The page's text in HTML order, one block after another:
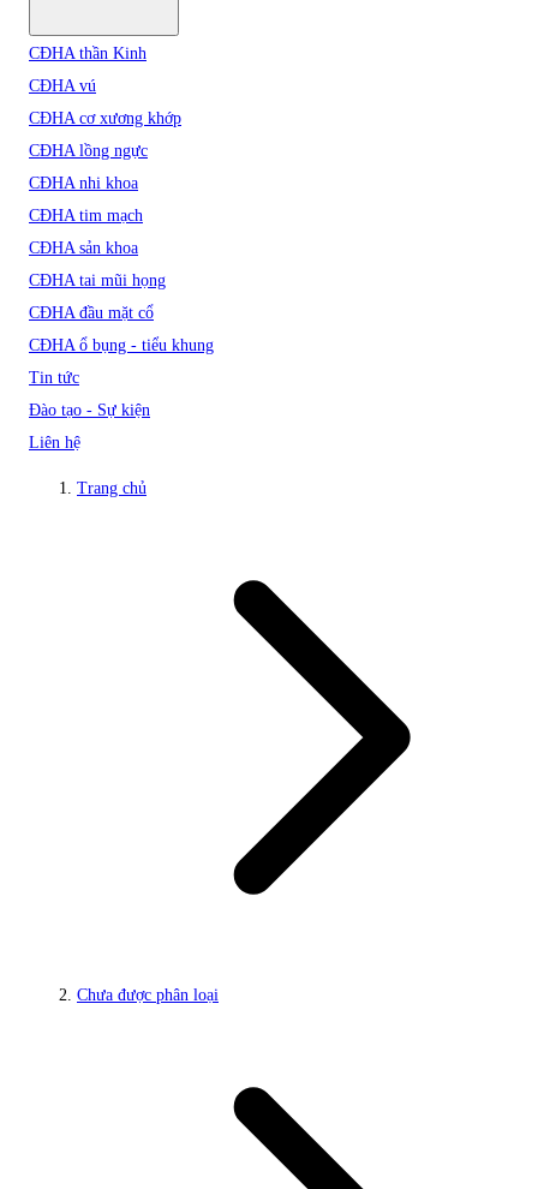
CĐHA thần Kinh
CĐHA vú
CĐHA cơ xương khớp
CĐHA lồng ngực
CĐHA nhi khoa
CĐHA tim mạch
CĐHA sản khoa
CĐHA tai mũi họng
CĐHA đầu mặt cổ
CĐHA ổ bụng - tiểu khung
Tin tức
Đào tạo - Sự kiện
Liên hệ
Trang chủ
Chưa được phân loại